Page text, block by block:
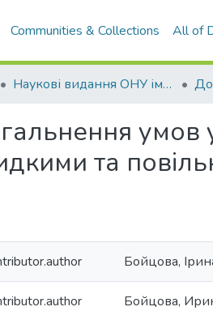
Communities & Collections All of
Наукові видання ОНУ імені І. І. Мечникова
умов
та
Бойцова,
Бойцова,